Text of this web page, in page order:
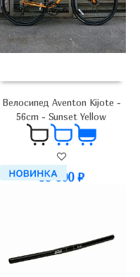
Велосипед Aventon Kijote -
56cm - Sunset Yellow
99 000 ₽